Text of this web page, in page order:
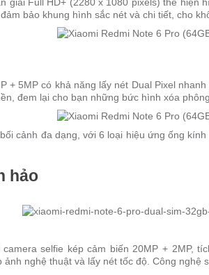
Full HD+ (2280 x 1080 pixels) thể
bảo khung hình sắc nét và chi tiết, cho
+ 5MP có khả năng lấy nét Dual Pixel
đem lại cho bạn những bức hình xóa
cảnh đa dạng, với 6 loại hiệu ứng ống
hảo
selfie kép cảm biến 20MP +
nghệ thuật và lấy nét tốc độ. Công